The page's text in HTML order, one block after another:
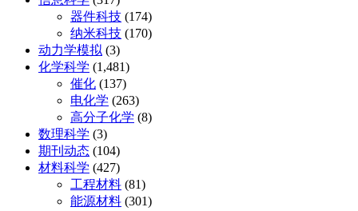
器件科技 (174)
纳米科技 (170)
动力学模拟 (3)
化学科学 (1,481)
催化 (137)
电化学 (263)
高分子化学 (8)
数理科学 (3)
期刊动态 (104)
材料科学 (427)
工程材料 (81)
能源材料 (301)